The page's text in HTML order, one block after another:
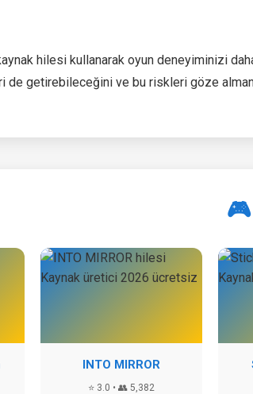
hilesi kullanarak oyun deneyiminizi
de getirebileceğini ve bu riskleri göze
INTO MIRROR
⭐ 3.0 • 👥 5,382